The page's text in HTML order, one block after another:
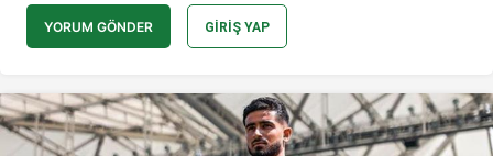
YORUM GÖNDER GIRIŞ YAP